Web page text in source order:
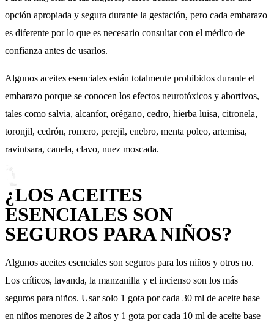
opción apropiada y segura durante la gestación, pero cada embarazo
es diferente por lo que es necesario consultar con el médico de
confianza antes de usarlos.
Algunos aceites esenciales están totalmente prohibidos durante el
embarazo porque se conocen los efectos neurotóxicos y abortivos,
tales como salvia, alcanfor, orégano, cedro, hierba luisa, citronela,
toronjil, cedrón, romero, perejil, enebro, menta poleo, artemisa,
ravintsara, canela, clavo, nuez moscada.
¿LOS ACEITES
ESENCIALES SON
SEGUROS PARA NIÑOS?
Algunos aceites esenciales son seguros para los niños y otros no.
Los críticos, lavanda, la manzanilla y el incienso son los más
seguros para niños. Usar solo 1 gota por cada 30 ml de aceite base
en niños menores de 2 años y 1 gota por cada 10 ml de aceite base